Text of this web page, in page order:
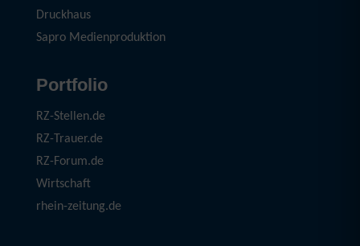
Druckhaus
Sapro Medienproduktion
Portfolio
RZ-Stellen.de
RZ-Trauer.de
RZ-Forum.de
Wirtschaft
rhein-zeitung.de